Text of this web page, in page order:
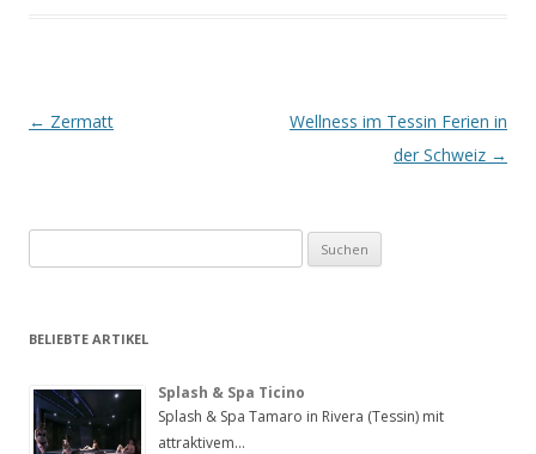
Artikel-Navigation
← Zermatt
Wellness im Tessin Ferien in
der Schweiz →
nach:
BELIEBTE ARTIKEL
Splash & Spa Ticino
Splash & Spa Tamaro in Rivera (Tessin) mit
attraktivem…